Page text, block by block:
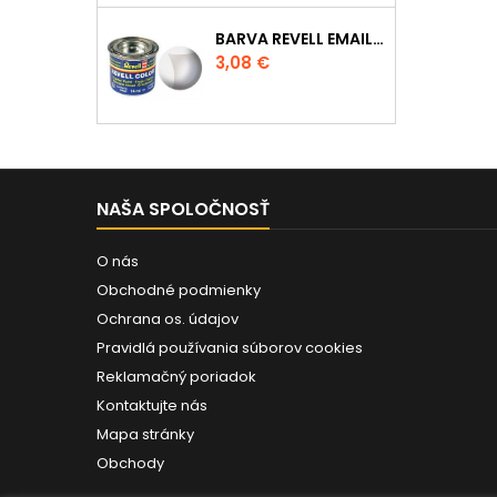
BARVA REVELL EMAILOVÁ - 32102: MATNÁ ČIRÁ (CLEAR MAT)
Cena
3,08 €
NAŠA SPOLOČNOSŤ
O nás
Obchodné podmienky
Ochrana os. údajov
Pravidlá používania súborov cookies
Reklamačný poriadok
Kontaktujte nás
Mapa stránky
Obchody